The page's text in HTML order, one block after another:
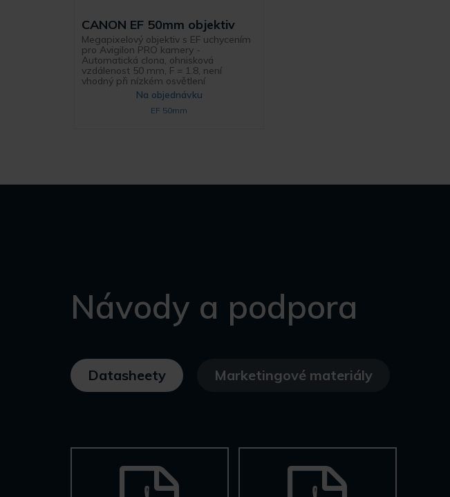
CANON EF 50mm objektiv
Megapixelový objektiv s EF uchycením
pro Avigilon PRO kamery -
Automatická clona, ohnisková
vzdálenost 50 mm, F = 1.8, není
vhodný při nízkém osvětlení
Na objednávku
EF 50mm
Návody a podpora
Datasheety Marketingové materiály